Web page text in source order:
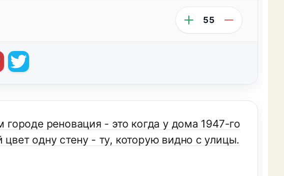
55
реновация - это когда у дома 1947-го
цвет одну стену - ту, которую видно с улицы.